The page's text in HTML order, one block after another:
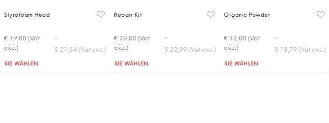
Styrofoam Head
€ 19,00 (Vat
exc.)
-
$ 21,84 (Vat exc.)
Quantità
SIE WÄHLEN
Repair Kit
€ 20,00 (Vat
exc.)
-
$ 22,99 (Vat exc.)
Quantità
SIE WÄHLEN
Organic Powder
€ 12,00 (Vat
exc.)
-
$ 13,79 (Vat exc.)
Quantità
SIE WÄHLEN